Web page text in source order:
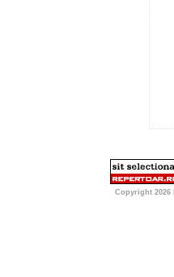
Copyright 2026